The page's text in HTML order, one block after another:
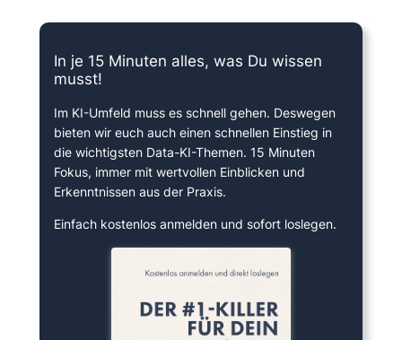
In je 15 Minuten alles, was Du wissen
musst!
Im KI-Umfeld muss es schnell gehen. Deswegen
bieten wir euch auch einen schnellen Einstieg in
die wichtigsten Data-KI-Themen. 15 Minuten
Fokus, immer mit wertvollen Einblicken und
Erkenntnissen aus der Praxis.
Einfach kostenlos anmelden und sofort loslegen.